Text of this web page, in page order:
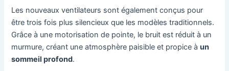
Les nouveaux ventilateurs sont également conçus pour
être trois fois plus silencieux que les modèles traditionnels.
Grâce à une motorisation de pointe, le bruit est réduit à un
murmure, créant une atmosphère paisible et propice àun
sommeil profond.